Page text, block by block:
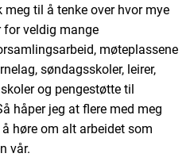
meg til å tenke over hvor mye
for veldig mange
møteplassene
søndagsskoler, leirer,
og pengestøtte til
håper jeg at flere med meg
høre om alt arbeidet som
vår.